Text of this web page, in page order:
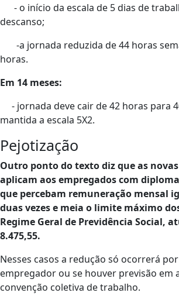
- o início da escala de 5 dias de
descanso;
-a jornada reduzida de 44 horas
horas.
Em 14 meses:
- jornada deve cair de 42 horas para
mantida a escala 5X2.
Pejotização
Outro ponto do texto diz que as
aplicam aos empregados com
que percebam remuneração mensal
duas vezes e meia o limite máximo
Regime Geral de Previdência Social,
8.475,55.
Nesses casos a redução só ocorrerá
empregador ou se houver previsão em
convenção coletiva de trabalho.